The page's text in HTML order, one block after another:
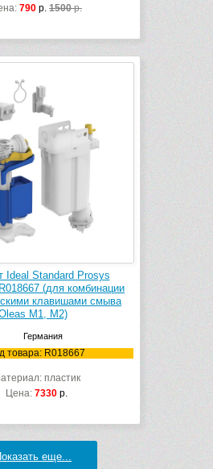
790 р. 1500р.
Ideal Standard Prosys
(для комбинации
клавишами смыва
M1, M2)
Германия
товара: R018667
пластик
Цена: 7330р.
еще...